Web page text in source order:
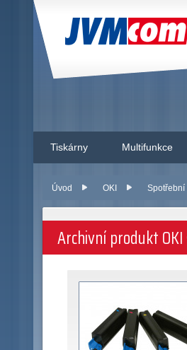
JVM
Tiskárny Multifunkce
Úvod OKI Spotřební
Archivní produkt OKI